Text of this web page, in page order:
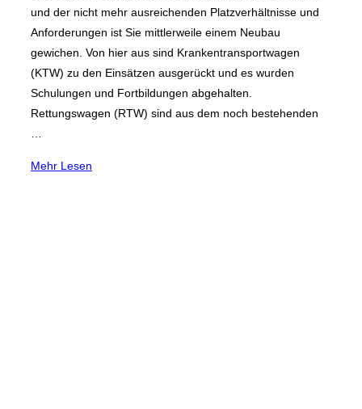
und der nicht mehr ausreichenden Platzverhältnisse und
Anforderungen ist Sie mittlerweile einem Neubau
gewichen. Von hier aus sind Krankentransportwagen
(KTW) zu den Einsätzen ausgerückt und es wurden
Schulungen und Fortbildungen abgehalten.
Rettungswagen (RTW) sind aus dem noch bestehenden
…
Mehr über
Lesen